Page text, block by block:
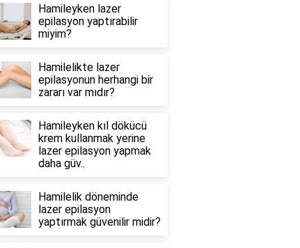
Hamileyken lazer
epilasyon yaptırabilir
miyim?
Hamilelikte lazer
epilasyonun herhangi bir
zararı var mıdır?
Hamileyken kıl dökücü
krem kullanmak yerine
lazer epilasyon yapmak
daha güv..
Hamilelik döneminde
lazer epilasyon
yaptırmak güvenilir midir?